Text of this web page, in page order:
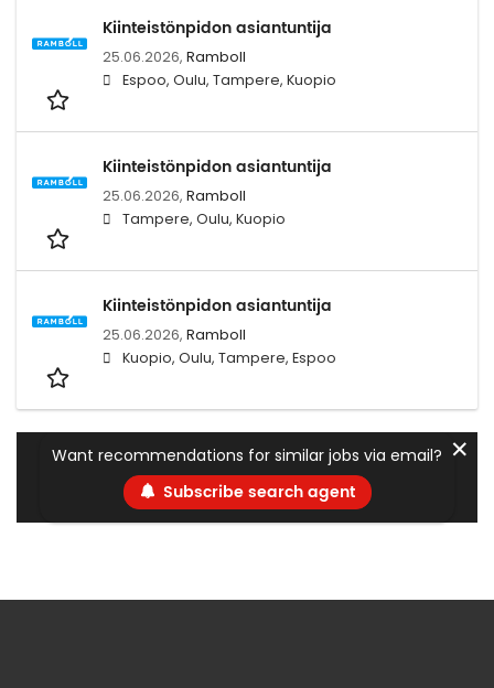
Kiinteistönpidon asiantuntija
25.06.2026, Ramboll
Espoo, Oulu, Tampere, Kuopio
Kiinteistönpidon asiantuntija
25.06.2026, Ramboll
Tampere, Oulu, Kuopio
Kiinteistönpidon asiantuntija
25.06.2026, Ramboll
Kuopio, Oulu, Tampere, Espoo
Want recommendations for similar jobs via email?
Subscribe search agent
✕